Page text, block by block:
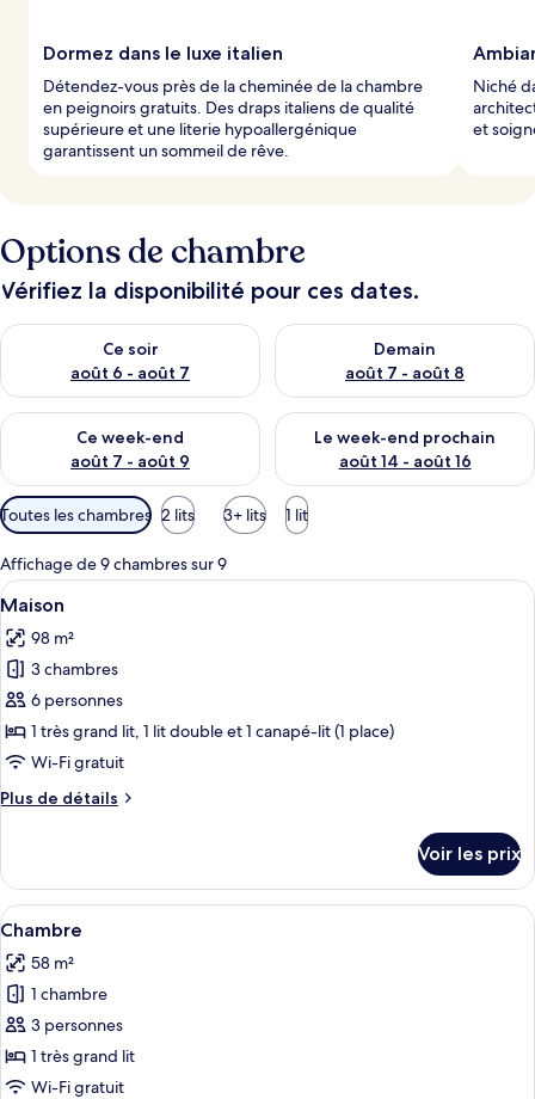
Dormez dans le luxe italien
Détendez-vous près de la cheminée de la chambre
en peignoirs gratuits. Des draps italiens de qualité
supérieure et une literie hypoallergénique
garantissent un sommeil de rêve.
Niché
et
Options de chambre
Vérifiez la disponibilité pour ces dates.
Ce soir
août 6 - août 7
Vérifier la disponibilité pour ce soir août 6 - août 7
Demain
août 7 - août 8
Vérifier la disponibilité pour
Ce week-end
août 7 - août 9
Vérifier la disponibilité pour ce week-end août 7 - août 9
Le week-end prochain
août 14 - août 16
Vérifier la disponibilité pour
Filtres
disponibles
pour
les
chambres
Toutes les chambres 2 lits 3+ lits 1 lit
Affichage de 9 chambres sur 9
Afficher
toutes
les
photos
pour
ce
type
chambre :
Un salon moderne avec deux
8
Maison
98 m²
3 chambres
6 personnes
1 très grand lit, 1 lit double et 1 canapé-lit (1 place)
Wi-Fi gratuit
Plus de détails
Plus
le
type
de
Maison
Voir les prix
Afficher
toutes
les
photos
pour
ce
type
Un salon moderne avec une
11
Chambre
58 m²
1 chambre
3 personnes
1 très grand lit
Wi-Fi gratuit